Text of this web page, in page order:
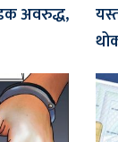
अवरुद्ध,